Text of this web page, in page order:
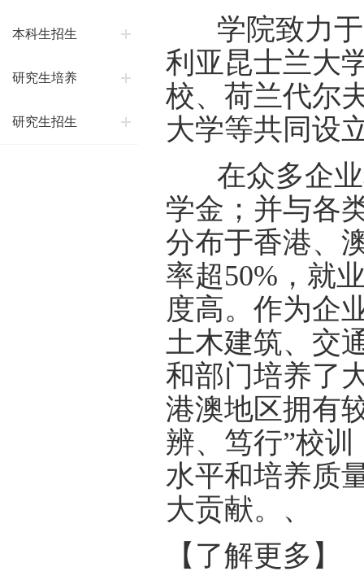
本科生招生
研究生培养
研究生招生
学院致力于
利亚昆士兰大
校、荷兰代尔
大学等共同设
在众多企业
学金；并与各
分布于香港、
率超50%，就
度高。作为企
土木建筑、交
和部门培养了
港澳地区拥有
辨、笃行”校
水平和培养质
大贡献。、
【了解更多】